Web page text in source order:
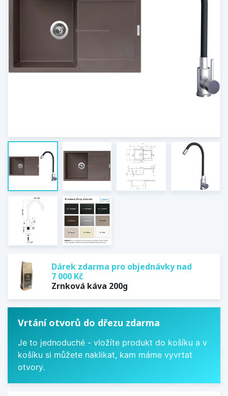
Dárek zdarma pro objednávky nad
7 000 Kč
Zrnková káva 200g
Vrtání otvorů do dřezu zdarma
Je to jednoduché - vložíte produkt do košíku a v
košíku si můžete naklikat, kam máme vyvrtat
otvory.